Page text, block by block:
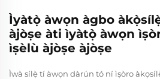
Ìyàtọ̀ àwọn àgbo
àjòṣe àti ìyàtọ̀ àwọn
ìṣèlù àjòṣe àjòṣe
Ìwà sílẹ̀ tí àwọn dàrún tó ní ìṣòro